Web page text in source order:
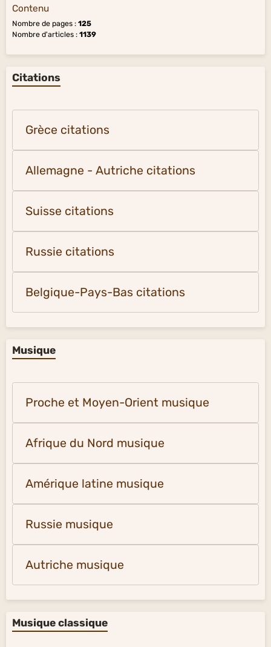
Contenu
Nombre de pages : 125
Nombre d'articles : 1139
Citations
Grèce citations
Allemagne - Autriche citations
Suisse citations
Russie citations
Belgique-Pays-Bas citations
Musique
Proche et Moyen-Orient musique
Afrique du Nord musique
Amérique latine musique
Russie musique
Autriche musique
Musique classique